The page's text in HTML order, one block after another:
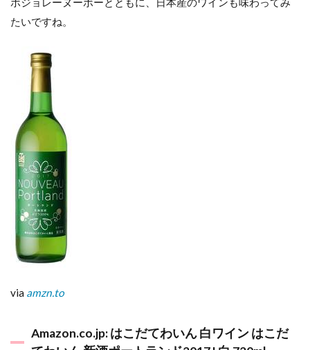
たいですね。
via amzn.to
Amazon.co.jp: はこだてわいん 白ワイン はこだ